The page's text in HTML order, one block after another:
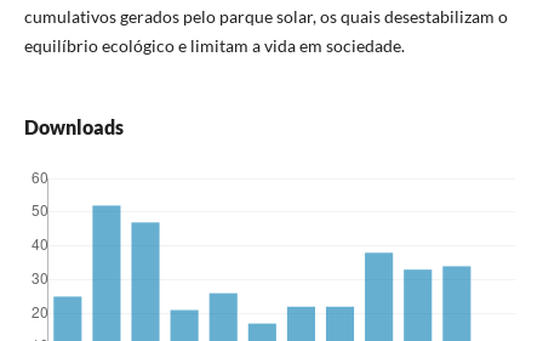
cumulativos gerados pelo parque solar, os quais desestabilizam o
equilíbrio ecológico e limitam a vida em sociedade.
Downloads